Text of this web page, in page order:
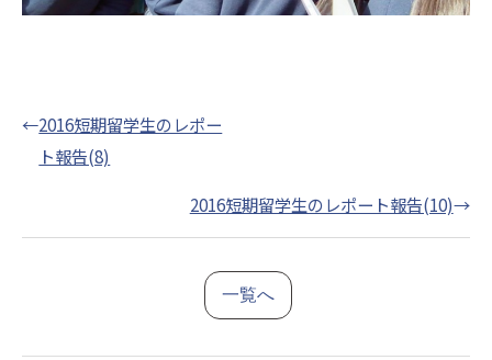
←2016短期留学生のレポー
ト報告(8)
2016短期留学生のレポート報告(10)→
一覧へ